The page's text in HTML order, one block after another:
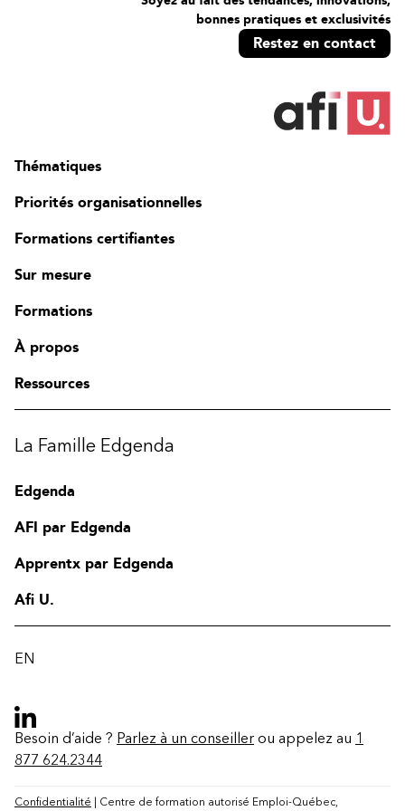
FAQ
Introduction à Copilot pour Microsoft 365
Explorer les possibilités de Copilot pour Microsoft 365
Optimiser et étendre Copilot pour Microsoft 365
pour Microsoft 365 : Cas d'utilisation pour les cadres
Responsabilisez votre personnel avec Copilot pour
Microsoft 365 : Cas d'utilisation pour les ventes
Microsoft 365 : Cas d'utilisation IT
Microsoft 365 : Cas d'utilisation marketing
Responsabilisez votre personnel avec Copilot pour
Microsoft 365 : Finance
Responsabilisez votre personnel avec Copilot pour
Responsabilisez votre personnel avec Copilot pour
bonnes pratiques et exclusivités
Restez en contact
Thématiques
Priorités organisationnelles
Formations certifiantes
Sur mesure
Formations
À propos
Ressources
La Famille Edgenda
Edgenda
AFI par Edgenda
Apprentx par Edgenda
Afi U.
EN
Besoin d’aide ? Parlez à un conseiller ou appelez au 1
877 624.2344
Confidentialité | Centre de formation autorisé Emploi-Québec,